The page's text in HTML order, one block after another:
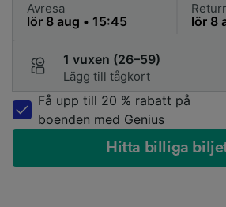
Avresa
1 vuxen (26–59)
Lägg till tågkort
Få upp till 20 % rabatt på
boenden med Genius
Hitta billiga